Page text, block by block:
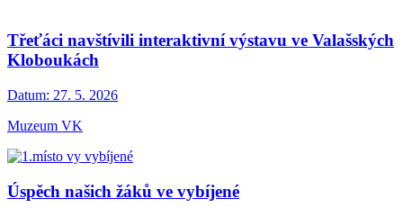
Třeťáci navštívili interaktivní výstavu ve Valašských
Kloboukách
Datum: 27. 5. 2026
Muzeum VK
Úspěch našich žáků ve vybíjené